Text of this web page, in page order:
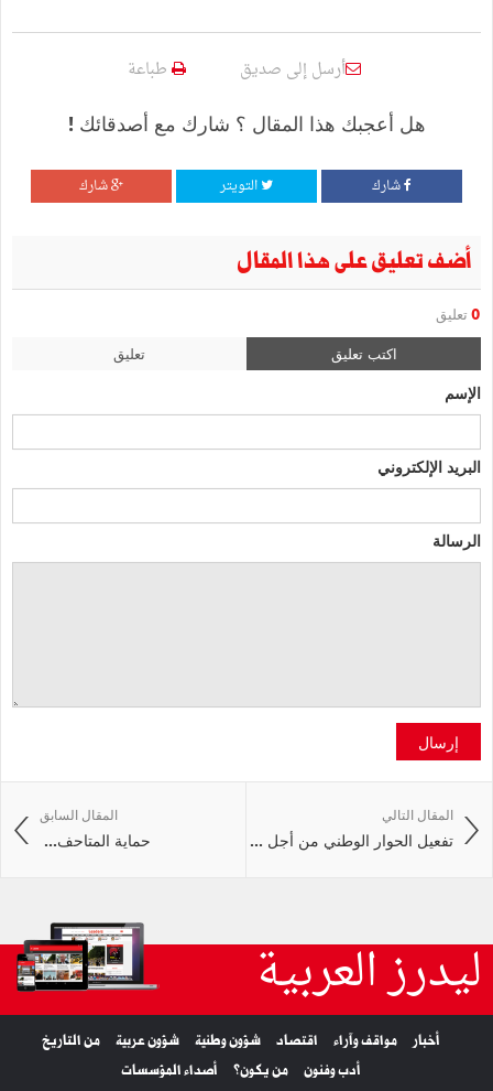
أرسل إلى صديق طباعة
هل أعجبك هذا المقال ؟ شارك مع أصدقائك !
شارك التويتر شارك
أضف تعليق على هذا المقال
0 تعليق
اكتب تعليق تعليق
الإسم
البريد الإلكتروني
الرسالة
إرسال
المقال السابق
حماية‭ ‬المتاحف‭ ...
المقال التالي
تفعيل الحوار الوطني من أجل ...
ليدرز العربية
أخبار مواقف وآراء اقتصاد شؤون وطنية شؤون عربية
من التاريخ
أدب وفنون
من يكون؟ أصداء المؤسسات